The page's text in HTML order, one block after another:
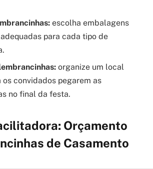
escolha embalagens
para cada tipo de
organize um local
os convidados pegarem as
no final da festa.
Orçamento
de Casamento